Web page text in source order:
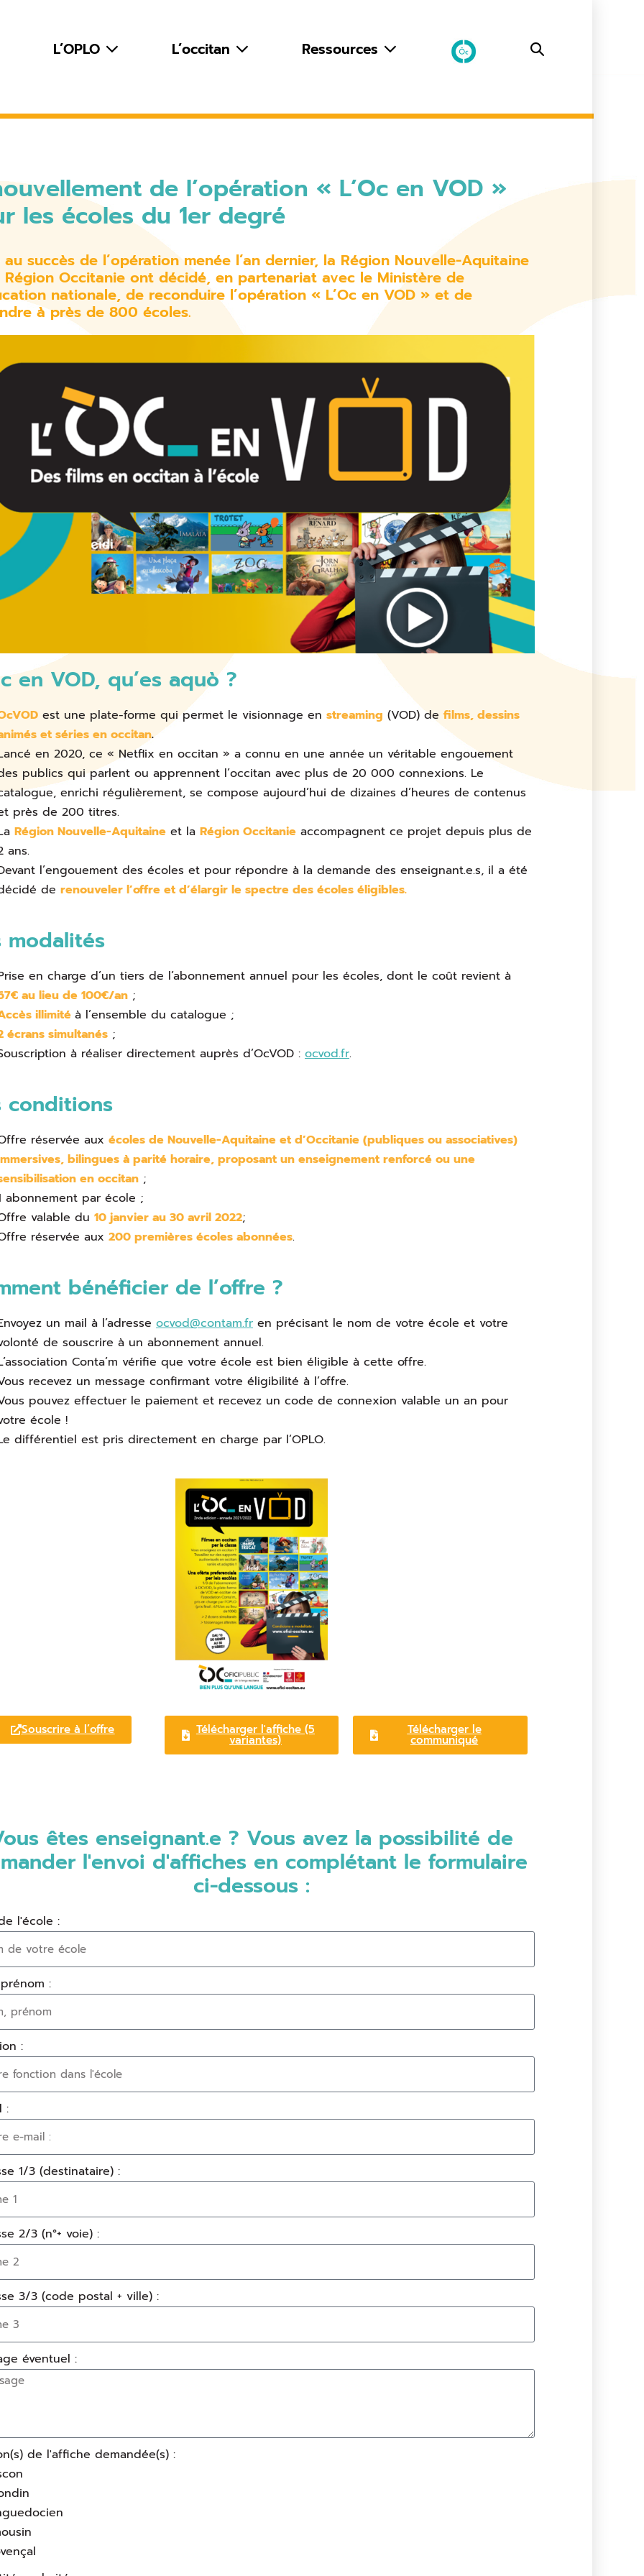
L’OPLO L’occitan Ressources
de l’opération « L’Oc en VOD »
les écoles du 1er degré
au succès de l’opération menée l’an dernier, la Région Nouvelle-Aquitaine
Occitanie ont décidé, en partenariat avec le Ministère de
nationale, de reconduire l’opération « L’Oc en VOD » et de
à près de 800 écoles.
en VOD, qu’es aquò ?
est une plate-forme qui permet le visionnage en streaming (VOD) de films, dessins
et séries en occitan.
en 2020, ce « Netflix en occitan » a connu en une année un véritable engouement
publics qui parlent ou apprennent l’occitan avec plus de 20 000 connexions. Le
enrichi régulièrement, se compose aujourd’hui de dizaines d’heures de contenus
près de 200 titres.
Région Nouvelle-Aquitaine et la Région Occitanie accompagnent ce projet depuis plus de
ans.
l’engouement des écoles et pour répondre à la demande des enseignant.e.s, il a été
de renouveler l’offre et d’élargir le spectre des écoles éligibles.
modalités
en charge d’un tiers de l’abonnement annuel pour les écoles, dont le coût revient à
au lieu de 100€/an ;
illimité à l’ensemble du catalogue ;
écrans simultanés ;
à réaliser directement auprès d’OcVOD : ocvod.fr.
conditions
réservée aux écoles de Nouvelle-Aquitaine et d’Occitanie (publiques ou associatives)
bilingues à parité horaire, proposant un enseignement renforcé ou une
en occitan ;
abonnement par école ;
valable du 10 janvier au 30 avril 2022;
réservée aux 200 premières écoles abonnées.
bénéficier de l’offre ?
un mail à l’adresse ocvod@contam.fr en précisant le nom de votre école et votre
de souscrire à un abonnement annuel.
Conta’m vérifie que votre école est bien éligible à cette offre.
recevez un message confirmant votre éligibilité à l’offre.
pouvez effectuer le paiement et recevez un code de connexion valable un an pour
école !
différentiel est pris directement en charge par l’OPLO.
Souscrire à l’offre Télécharger l'affiche (5
variantes)
Télécharger le
communiqué
êtes enseignant.e ? Vous avez la possibilité de
l'envoi d'affiches en complétant le formulaire
ci-dessous :
l'école :
:
:
:
1/3 (destinataire) :
2/3 (n°+ voie) :
3/3 (code postal + ville) :
éventuel :
de l'affiche demandée(s) :